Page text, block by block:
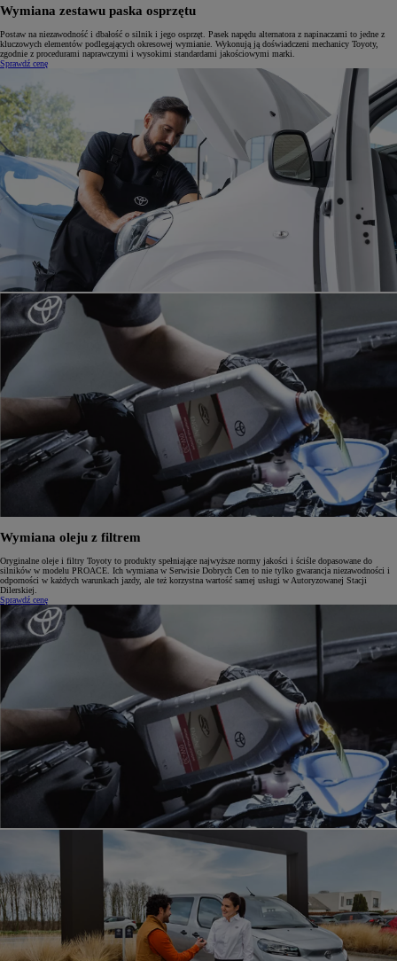
Wymiana zestawu paska osprzętu
Postaw na niezawodność i dbałość o silnik i jego osprzęt. Pasek napędu alternatora z napinaczami to jedne z
kluczowych elementów podlegających okresowej wymianie. Wykonują ją doświadczeni mechanicy Toyoty,
zgodnie z procedurami naprawczymi i wysokimi standardami jakościowymi marki.
Sprawdź cenę
Wymiana oleju z filtrem
Oryginalne oleje i filtry Toyoty to produkty spełniające najwyższe normy jakości i ściśle dopasowane do
silników w modelu PROACE. Ich wymiana w Serwisie Dobrych Cen to nie tylko gwarancja niezawodności i
odporności w każdych warunkach jazdy, ale też korzystna wartość samej usługi w Autoryzowanej Stacji
Dilerskiej.
Sprawdź cenę